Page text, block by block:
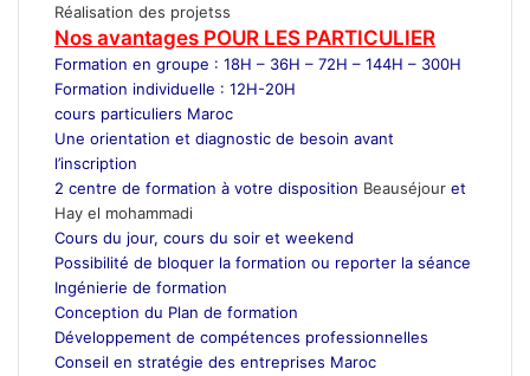
Réalisation des projetss
Nos avantages POUR LES PARTICULIER
Formation en groupe : 18H – 36H – 72H – 144H – 300H
Formation individuelle : 12H-20H
cours particuliers Maroc
Une orientation et diagnostic de besoin avant
l’inscription
2 centre de formation à votre disposition Beauséjour et
Hay el mohammadi
Cours du jour, cours du soir et weekend
Possibilité de bloquer la formation ou reporter la séance
Ingénierie de formation
Conception du Plan de formation
Développement de compétences professionnelles
Conseil en stratégie des entreprises Maroc